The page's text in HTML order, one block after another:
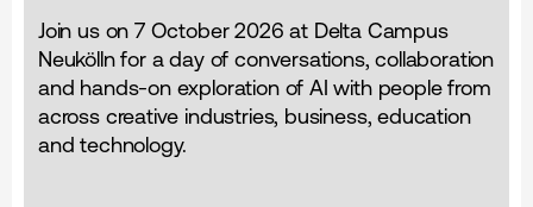
Join us on 7 October 2026 at Delta Campus
Neukölln for a day of conversations, collaboration
and hands-on exploration of AI with people from
across creative industries, business, education
and technology.